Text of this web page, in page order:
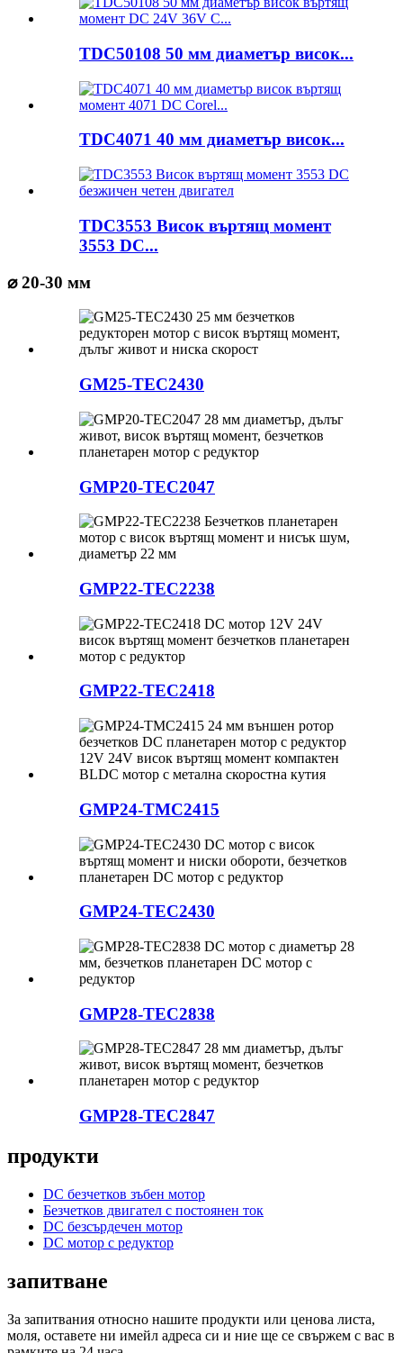
TDC50108 50 мм диаметър висок...
TDC4071 40 мм диаметър висок...
TDC3553 Висок въртящ момент
3553 DC...
⌀ 20-30 мм
GM25-TEC2430
GMP20-TEC2047
GMP22-TEC2238
GMP22-TEC2418
GMP24-TMC2415
GMP24-TEC2430
GMP28-TEC2838
GMP28-TEC2847
продукти
DC безчетков зъбен мотор
Безчетков двигател с постоянен ток
DC безсърдечен мотор
DC мотор с редуктор
запитване
За запитвания относно нашите продукти или ценова листа,
моля, оставете ни имейл адреса си и ние ще се свържем с вас в